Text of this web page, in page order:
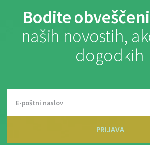
Bodite obveščeni
naših novostih,
dogodkih
PRIJAVA